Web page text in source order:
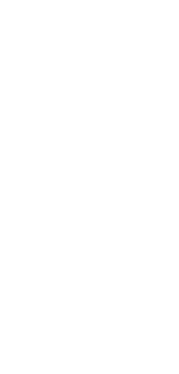
取引を完了させた実績があります
スでの取引実績があります
のではありません
以内＆設定した発送日数内に発送してい
以内に発送しています
数内に発送しています
！
！
！